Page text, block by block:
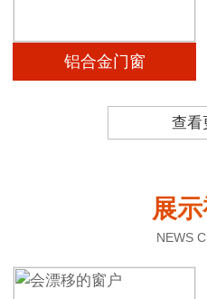
铝合金门窗
查看
展
NEWS